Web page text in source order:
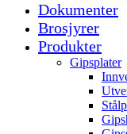
Dokumenter
Brosjyrer
Produkter
Gipsplater